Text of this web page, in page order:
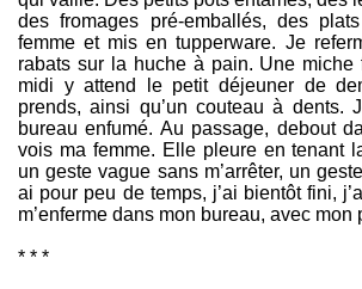
des fromages pré-emballés, des
femme et mis en tupperware. Je
rabats sur la huche à pain. Une miche
midi y attend le petit déjeuner de
prends, ainsi qu’un couteau à dents.
bureau enfumé. Au passage, debout
vois ma femme. Elle pleure en tenant
un geste vague sans m’arrêter, un
ai pour peu de temps, j’ai bientôt fini,
m’enferme dans mon bureau, avec mon
* * *